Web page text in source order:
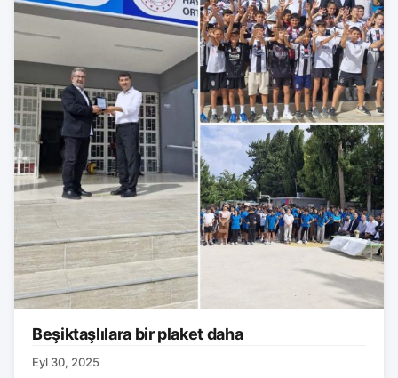
Beşiktaşlılara bir plaket daha
Eyl 30, 2025